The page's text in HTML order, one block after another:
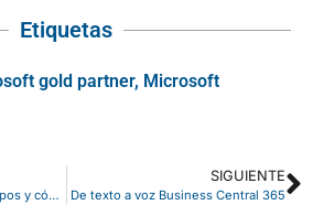
Etiquetas
gold partner, Microsoft
CAL Windows: qué son, tipos y cómo elegir la adecuada
SIGUIENTE
De texto a voz Business Central 365